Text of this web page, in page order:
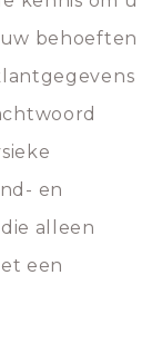
behoeften
en
alleen
een